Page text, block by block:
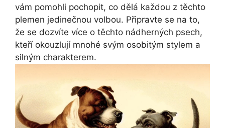
vám pomohli pochopit, co dělá každou z těchto
plemen jedinečnou volbou. Připravte se na to,
že se dozvíte více o těchto nádherných psech,
kteří okouzlují mnohé svým osobitým stylem a
silným charakterem.